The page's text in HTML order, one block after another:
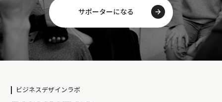
サポーターになる
ビジネスデザインラボ